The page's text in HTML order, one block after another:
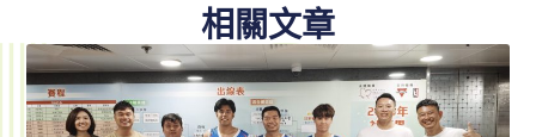
相關文章